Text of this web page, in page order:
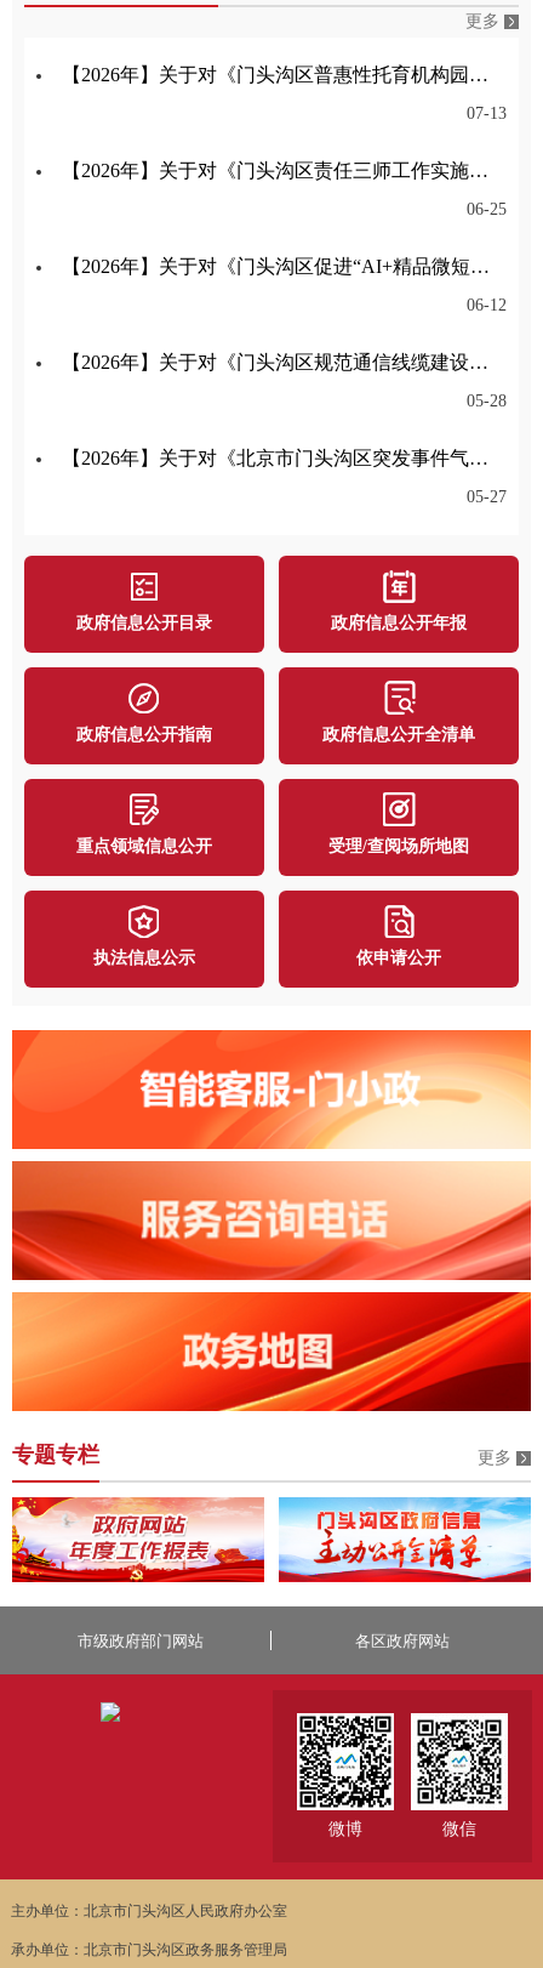
更多
【2026年】关于对《门头沟区普惠性托育机构园所认定与管理实施细则》公开征集意见的公告
07-13
【2026年】关于对《门头沟区责任三师工作实施细则（试行）（征求意见稿）》公开征集意见的公告
06-25
【2026年】关于对《门头沟区促进“AI+精品微短剧（动漫剧）”产业高质量发展的意见》公开征集意见的公告
06-12
【2026年】关于对《门头沟区规范通信线缆建设管理办法征求意见稿》公开征集意见的公告
05-28
【2026年】关于对《北京市门头沟区突发事件气象应急保障预案》公开征集意见的公告
05-27
政府信息公开目录 政府信息公开年报
政府信息公开指南 政府信息公开全清单
重点领域信息公开 受理/查阅场所地图
执法信息公示 依申请公开
专题专栏 更多
市级政府部门网站 各区政府网站
微博 微信
主办单位：北京市门头沟区人民政府办公室
承办单位：北京市门头沟区政务服务管理局